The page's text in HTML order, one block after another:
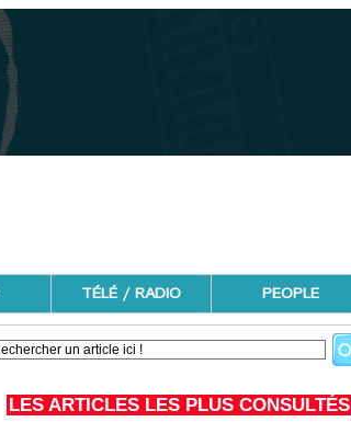
TÉLÉ / RADIO PEOPLE
LES ARTICLES LES PLUS CONSULTÉS